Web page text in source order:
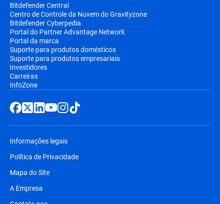
Bitdefender Central
Centro de Controle da Nuvem do Gravityzone
Bitdefender Cyberpedia
Portal do Partner Advantage Network
Portal da marca
Suporte para produtos domésticos
Suporte para produtos empresariais
Investidores
Carreiras
InfoZone
Informações legais
Política de Privacidade
Mapa do Site
A Empresa